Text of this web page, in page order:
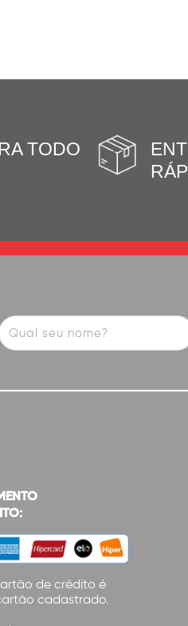
TODO
de crédito é
cadastrado.